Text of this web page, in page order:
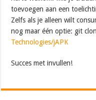
toevoegen aan een
Zelfs als je alleen wilt
nog maar één optie: git
Technologies/jAPK
Succes met invullen!